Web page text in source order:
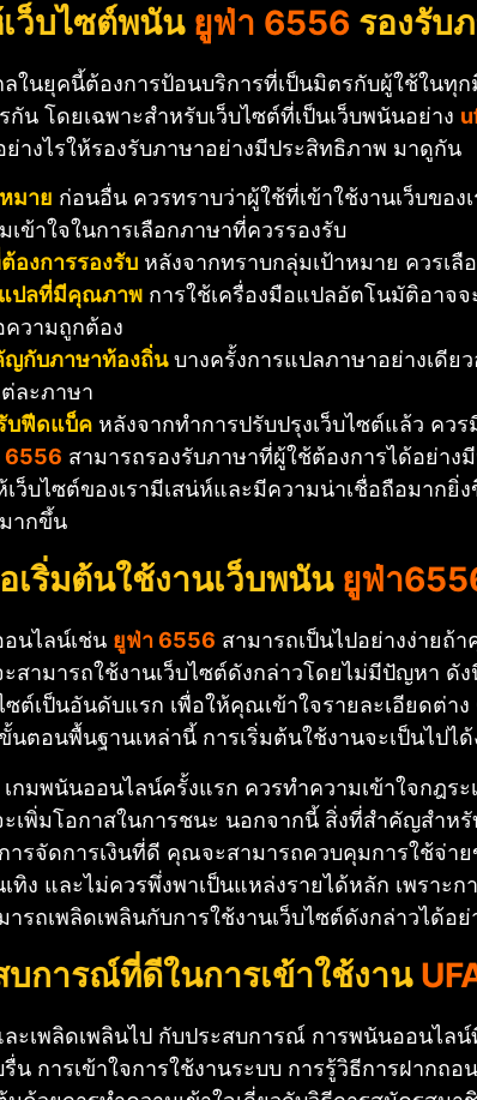
ว็บไซต์พนัน ยูฟ่า 6556 รองรับ
ลในยุคนี้ต้องการป้อนบริการที่เป็นมิตรกับผู้ใช้ใน
น โดยเฉพาะสำหรับเว็บไซต์ที่เป็นเว็บพนันอย่าง
ย่างไรให้รองรับภาษาอย่างมีประสิทธิภาพ มาดูกัน
มาย ก่อนอื่น ควรทราบว่าผู้ใช้ที่เข้าใช้งานเว็บขอ
เข้าใจในการเลือกภาษาที่ควรรองรับ
องการรองรับ หลังจากทราบกลุ่มเป้าหมาย ควรเลื
แปลที่มีคุณภาพ การใช้เครื่องมือแปลอัตโนมัติอาจ
วามถูกต้อง
ญกับภาษาท้องถิ่นบางครั้งการแปลภาษาอย่างเดีย
ละภาษา
บฟีดแบ็ค หลังจากทำการปรับปรุงเว็บไซต์แล้ว ค
6556 สามารถรองรับภาษาที่ผู้ใช้ต้องการได้อย่า
เว็บไซต์ของเรามีเสน่ห์และมีความน่าเชื่อถือมาก
ากขึ้น
เริ่มต้นใช้งานเว็บพนัน ยูฟ่า
นไลน์เช่น ยูฟ่า 6556 สามารถเป็นไปอย่างง่าย
ามารถใช้งานเว็บไซต์ดังกล่าวโดยไม่มีปัญหา ดัง
ซต์เป็นอันดับแรก เพื่อให้คุณเข้าใจรายละเอียดต่
นตอนพื้นฐานเหล่านี้ การเริ่มต้นใช้งานจะเป็นไปได้
กมพนันออนไลน์ครั้งแรก ควรทำความเข้าใจกฎร
ะเพิ่มโอกาสในการชนะ นอกจากนี้ สิ่งที่สำคัญสำห
รจัดการเงินที่ดี คุณจะสามารถควบคุมการใช้จ่า
ทิง และไม่ควรพึ่งพาเป็นแหล่งรายได้หลัก เพราะ
รถเพลิดเพลินกับการใช้งานเว็บไซต์ดังกล่าวได้อ
บการณ์ที่ดีในการเข้าใช้งาน
ละเพลิดเพลินไป กับประสบการณ์ การพนันออนไล
รื่น การเข้าใจการใช้งานระบบ การรู้วิธีการฝา